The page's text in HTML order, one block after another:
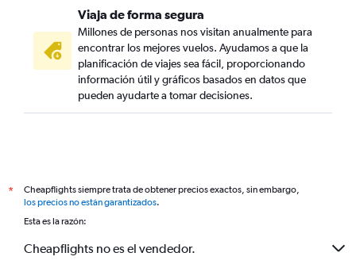
Viaja de forma segura
Millones de personas nos visitan anualmente para
encontrar los mejores vuelos. Ayudamos a que la
planificación de viajes sea fácil, proporcionando
información útil y gráficos basados en datos que
pueden ayudarte a tomar decisiones.
*
Cheapflights siempre trata de obtener precios exactos, sin embargo,
los precios no están garantizados.
Esta es la razón:
Cheapflights no es el vendedor.